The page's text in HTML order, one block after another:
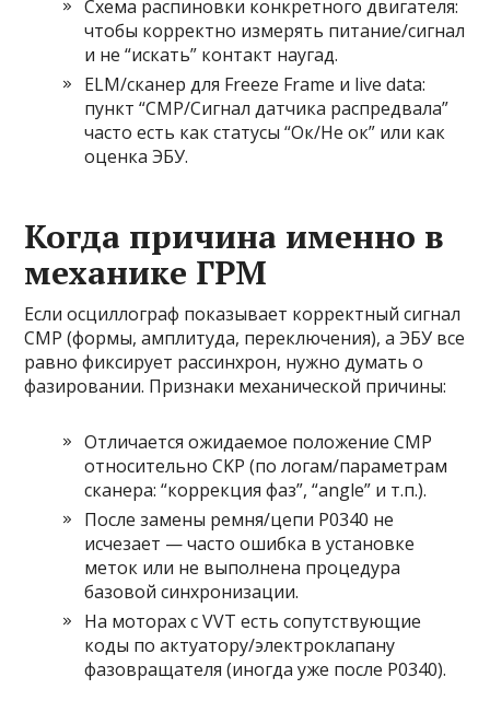
Схема распиновки конкретного двигателя:
чтобы корректно измерять питание/сигнал
и не “искать” контакт наугад.
ELM/сканер для Freeze Frame и live data:
пункт “CMP/Сигнал датчика распредвала”
часто есть как статусы “Ок/Не ок” или как
оценка ЭБУ.
Когда причина именно в
механике ГРМ
Если осциллограф показывает корректный сигнал
CMP (формы, амплитуда, переключения), а ЭБУ все
равно фиксирует рассинхрон, нужно думать о
фазировании. Признаки механической причины:
Отличается ожидаемое положение CMP
относительно CKP (по логам/параметрам
сканера: “коррекция фаз”, “angle” и т.п.).
После замены ремня/цепи P0340 не
исчезает — часто ошибка в установке
меток или не выполнена процедура
базовой синхронизации.
На моторах с VVT есть сопутствующие
коды по актуатору/электроклапану
фазовращателя (иногда уже после P0340).